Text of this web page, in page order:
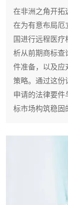
在非洲之角开拓
在为有意布局厄
国进行远程医疗
析从前期商标查
件准备，以及应
策略。通过这份
申请的法律要件
标市场构筑稳固